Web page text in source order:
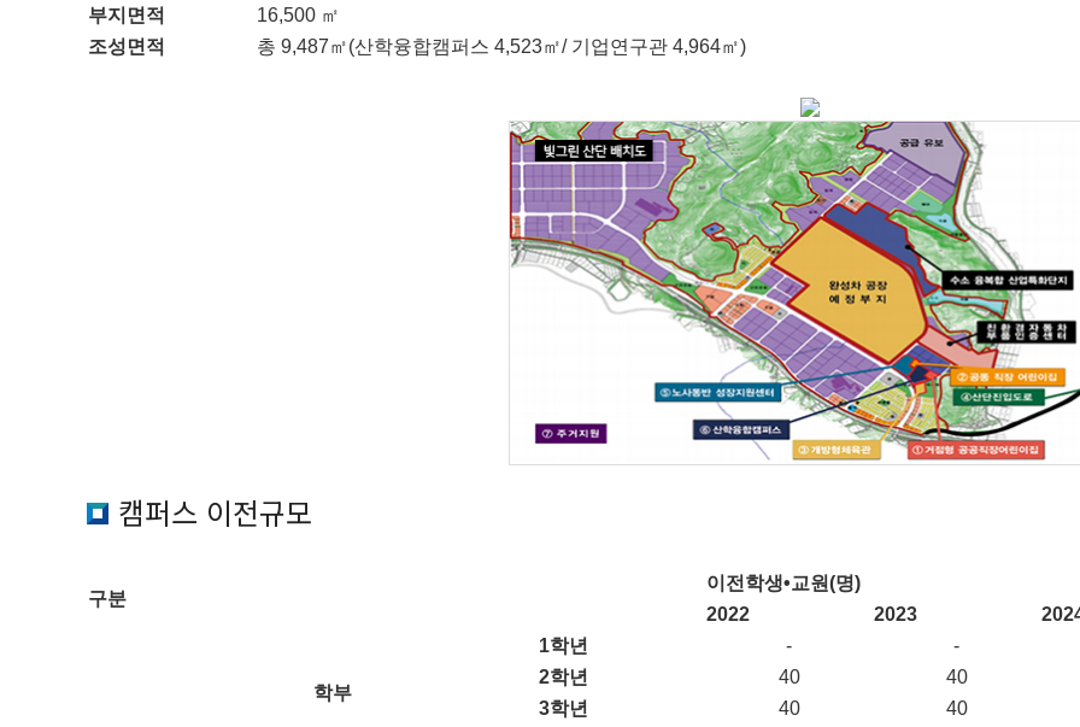
부지면적
16,500 ㎡
조성면적
총 9,487㎡(산학융합캠퍼스 4,523㎡/ 기업연구관 4,964㎡)
캠퍼스 이전규모
구분
이전학생•교원(명)
2022
2023
학부
1학년 - -
2학년
40 40
3학년
40 40